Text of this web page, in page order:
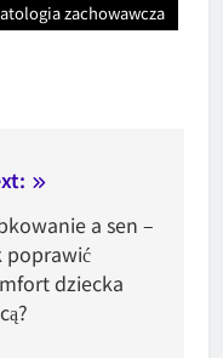
zachowawcza
a sen –
poprawić
dziecka